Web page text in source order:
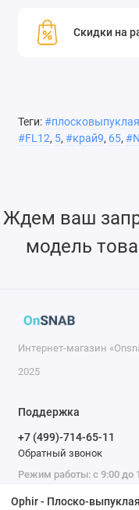
Скидки на
Теги:
#FL12, 5, #край9, 65,
Ждем ваш
модель
Интернет-магазин
2025
Поддержка
+7 (499)-714-65-11
Обратный звонок
Режим работы: с 9:00 до